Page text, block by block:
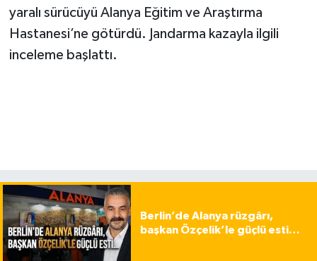
yaralı sürücüyü Alanya Eğitim ve Araştırma
Hastanesi’ne götürdü. Jandarma kazayla ilgili
inceleme başlattı.
Berlin’de Alanya rüzgârı,
başkan Özçelik’le güçlü esti…